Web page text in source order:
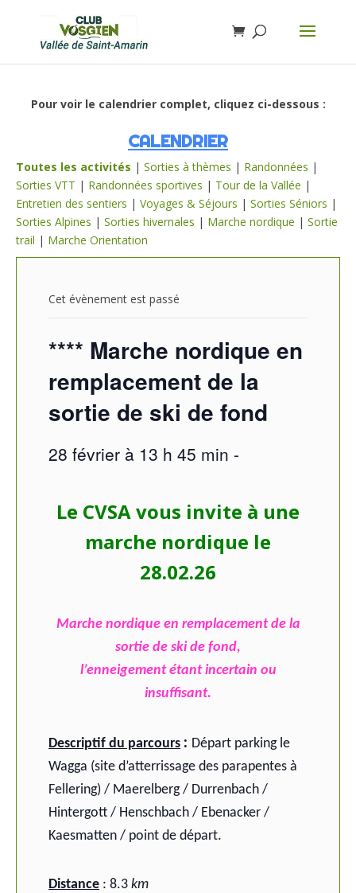
Pour voir le calendrier complet, cliquez ci-dessous :
CALENDRIER
Toutes les activités | Sorties à thèmes | Randonnées |
Sorties VTT | Randonnées sportives | Tour de la Vallée |
Entretien des sentiers | Voyages & Séjours | Sorties Séniors |
Sorties Alpines | Sorties hivernales | Marche nordique | Sortie
trail | Marche Orientation
Cet évènement est passé
**** Marche nordique en
remplacement de la
sortie de ski de fond
28 février à 13 h 45 min -
Le CVSA vous invite à une
marche nordique le
28.02.26
Marche nordique en remplacement de la
sortie de ski de fond,
l’enneigement étant incertain ou
insuffisant.
Descriptif du parcours : Départ parking le
Wagga (site d’atterrissage des parapentes à
Fellering) / Maerelberg / Durrenbach /
Hintergott / Henschbach / Ebenacker /
Kaesmatten / point de départ.
Distance : 8.3 km